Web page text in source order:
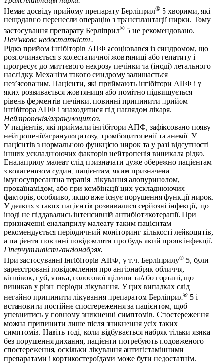
Немає досвіду прийому препарату Берліприл® 5 хворими, які
нещодавно перенесли операцію з трансплантації нирки. Тому
застосування препарату Берліприл® 5 не рекомендовано.
Печінкова недостатність.
Рідко прийом інгібіторів АПФ асоціювався із синдромом, що
розпочинається з холестатичної жовтяниці або гепатиту і
прогресує до миттєвого некрозу печінки та (іноді) летального
наслідку. Механізм такого синдрому залишається
нез’ясованим. Пацієнти, які приймають інгібітори АПФ і у
яких розвивається жовтяниця або помітно підвищується
рівень ферментів печінки, повинні припинити прийом
інгібітора АПФ і знаходитися під наглядом лікаря.
Нейтропенія/агранулоцитоз.
У пацієнтів, які приймали інгібітори АПФ, зафіксовано появу
нейтропенії/агранулоцитозу, тромбоцитопенії та анемії. У
пацієнтів з нормальною функцією нирок та у разі відсутності
інших ускладнюючих факторів нейтропенія виникала рідко.
Еналаприлу малеат слід призначати дуже обережно пацієнтам
з колагенозом судин, пацієнтам, яким призначена
імуносупресантна терапія, лікування алопуринолом,
прокаїнамідом, або при комбінації цих ускладнюючих
факторів, особливо, якщо вже існує порушення функції нирок.
У деяких з таких пацієнтів розвивалися серйозні інфекції, що
іноді не піддавались інтенсивній антибіотикотерапії. При
призначенні еналаприлу малеату таким пацієнтам
рекомендується періодичний моніторинг кількості лейкоцитів,
а пацієнти повинні повідомляти про будь-який прояв інфекції.
Гіперчутливість/ангіонабряк.
При застосуванні інгібіторів АПФ, у т.ч. Берліприлу® 5, були
зареєстровані повідомлення про ангіонабряк обличчя,
кінцівок, губ, язика, голосової щілини та/або гортані, що
виникав у різні періоди лікування. У цих випадках слід
негайно припинити лікування препаратом Берліприл® 5 і
встановити постійне спостереження за пацієнтом, щоб
упевнитись у повному зникненні симптомів. Спостереження
можна припинити лише після зникнення усіх таких
симптомів. Навіть тоді, коли відбувається набряк тільки язика
без порушення дихання, пацієнти потребують подовженого
спостереження, оскільки лікування антигістамінними
препаратами і кортикостероїдами може бути недостатнім.